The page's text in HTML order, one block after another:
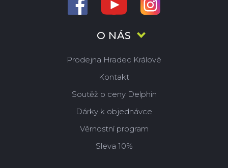
O NÁS
Prodejna Hradec Králové
Kontakt
Soutěž o ceny Delphin
Dárky k objednávce
Věrnostní program
Sleva 10%